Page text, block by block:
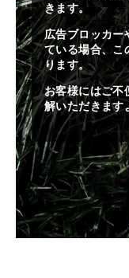
きます。
広告ブロッカー
ている場合、こ
ります。
お客様にはご不
解いただきます